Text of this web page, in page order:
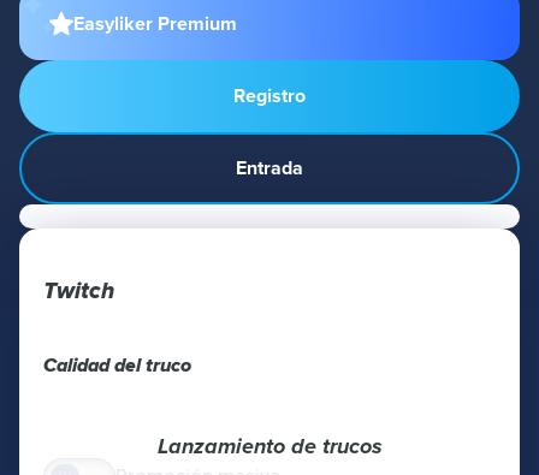
Easyliker Premium
Registro
Entrada
Twitch
Calidad del truco
Lanzamiento de trucos